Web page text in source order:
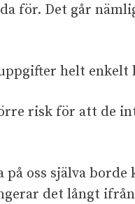
för. Det går
helt enkelt
risk för att de
på oss själva
det långt